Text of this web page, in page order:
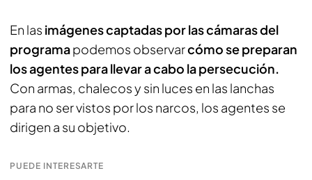
En las imágenes captadas por las cámaras del
programapodemos observarcómo se preparan
los agentes para llevar a cabo la persecución.
Con armas, chalecos y sin luces en las lanchas
para no ser vistos por los narcos, los agentes se
dirigen a su objetivo.
PUEDE INTERESARTE